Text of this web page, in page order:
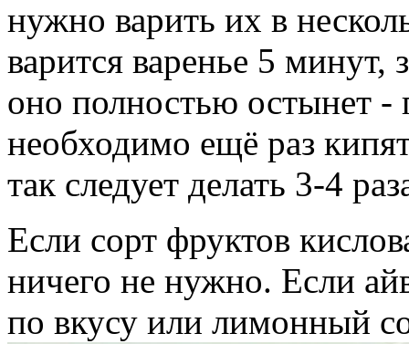
нужно варить их в
варится варенье 5
оно полностью остынет -
необходимо ещё раз
так следует делать 3-4
Если сорт фруктов
ничего не нужно. Если
по вкусу или лимонный